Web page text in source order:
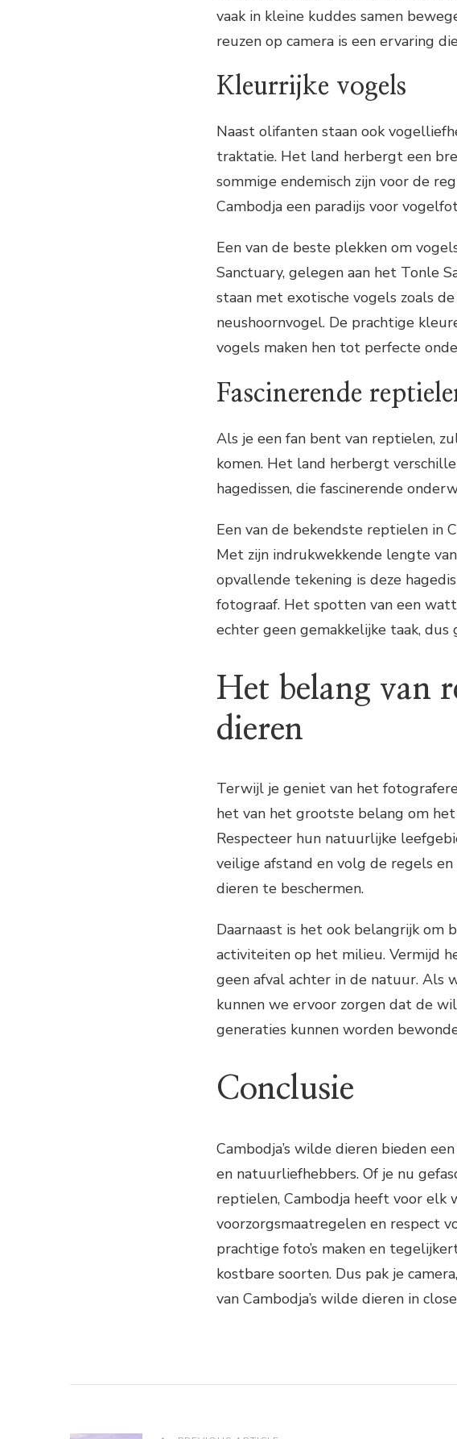
vaak in kleine kuddes samen
reuzen op camera is een ervaring
Kleurrijke vogels
Naast olifanten staan ​​ook
traktatie. Het land herbergt een
sommige endemisch zijn voor de
Cambodja een paradijs voor
Een van de beste plekken om
Sanctuary, gelegen aan het Tonle
staan ​​met exotische vogels zoals
neushoornvogel. De prachtige
vogels maken hen tot perfecte
Fascinerende
Als je een fan bent van reptielen,
komen. Het land herbergt
hagedissen, die fascinerende
Een van de bekendste reptielen in
Met zijn indrukwekkende lengte
opvallende tekening is deze
fotograaf. Het spotten van een
echter geen gemakkelijke taak, dus
Het belang van
dieren
Terwijl je geniet van het
het van het grootste belang om
Respecteer hun natuurlijke
veilige afstand en volg de regels
dieren te beschermen.
Daarnaast is het ook belangrijk om
activiteiten op het milieu. Vermijd
geen afval achter in de natuur. Als
kunnen we ervoor zorgen dat de
generaties kunnen worden
Conclusie
Cambodja’s wilde dieren bieden
en natuurliefhebbers. Of je nu
reptielen, Cambodja heeft voor elk
voorzorgsmaatregelen en respect
prachtige foto’s maken en
kostbare soorten. Dus pak je
van Cambodja’s wilde dieren in